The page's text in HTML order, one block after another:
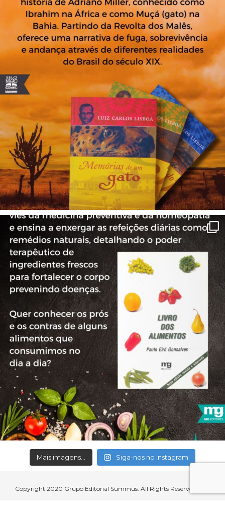
Mais imagens... Siga-nos no Instagram
Copyright 2020 Grupo Editorial Summus. All Rights Reserved.